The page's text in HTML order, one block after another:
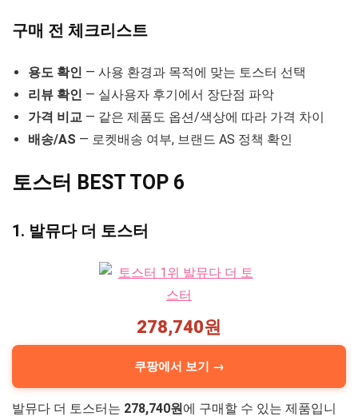
구매 전 체크리스트
용도 확인 — 사용 환경과 목적에 맞는 토스터 선택
리뷰 확인 — 실사용자 후기에서 장단점 파악
가격 비교 — 같은 제품도 옵션/색상에 따라 가격 차이
배송/AS — 로켓배송 여부, 브랜드 AS 정책 확인
토스터 BEST TOP 6
1. 발뮤다 더 토스터
278,740원
쿠팡에서 보기 →
발뮤다 더 토스터는 278,740원에 구매할 수 있는 제품입니